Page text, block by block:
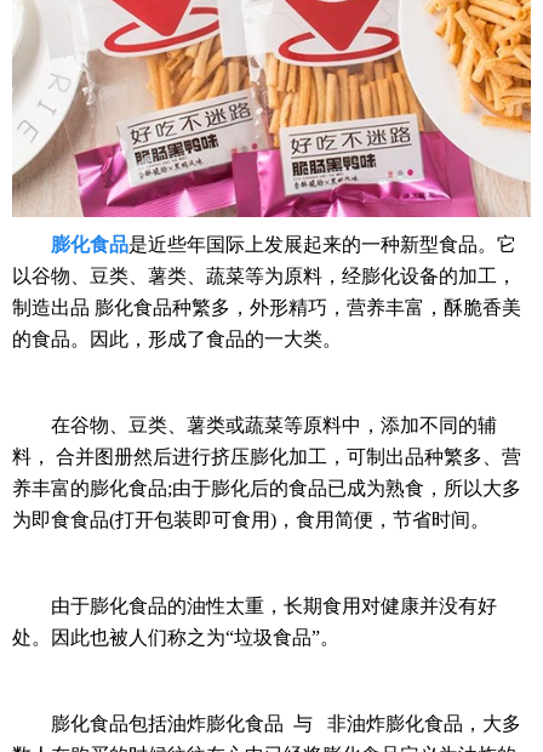
膨化食品是近些年国际上发展起来的一种新型食品。它
以谷物、豆类、薯类、蔬菜等为原料，经膨化设备的加工，
制造出品 膨化食品种繁多，外形精巧，营养丰富，酥脆香美
的食品。因此，形成了食品的一大类。
在谷物、豆类、薯类或蔬菜等原料中，添加不同的辅
料， 合并图册然后进行挤压膨化加工，可制出品种繁多、营
养丰富的膨化食品;由于膨化后的食品已成为熟食，所以大多
为即食食品(打开包装即可食用)，食用简便，节省时间。
由于膨化食品的油性太重，长期食用对健康并没有好
处。因此也被人们称之为“垃圾食品”。
膨化食品包括油炸膨化食品 与 非油炸膨化食品，大多